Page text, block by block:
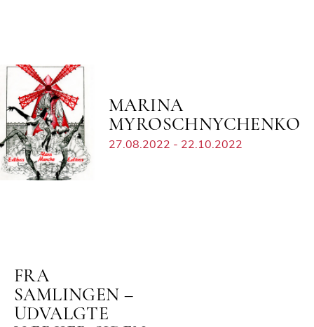
MARINA
MYROSCHNYCHENKO
27.08.2022 - 22.10.2022
FRA
SAMLINGEN –
UDVALGTE